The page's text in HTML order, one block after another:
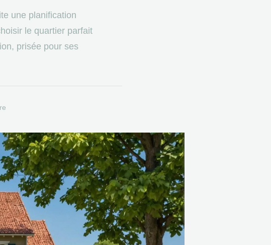
une planification
le quartier parfait
prisée pour ses